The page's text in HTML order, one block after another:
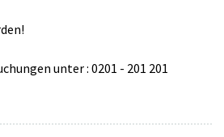
unter : 0201 - 201 201